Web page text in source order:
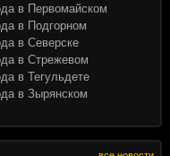
в Первомайском
в Подгорном
в Северске
в Стрежевом
в Тегульдете
в Зырянском